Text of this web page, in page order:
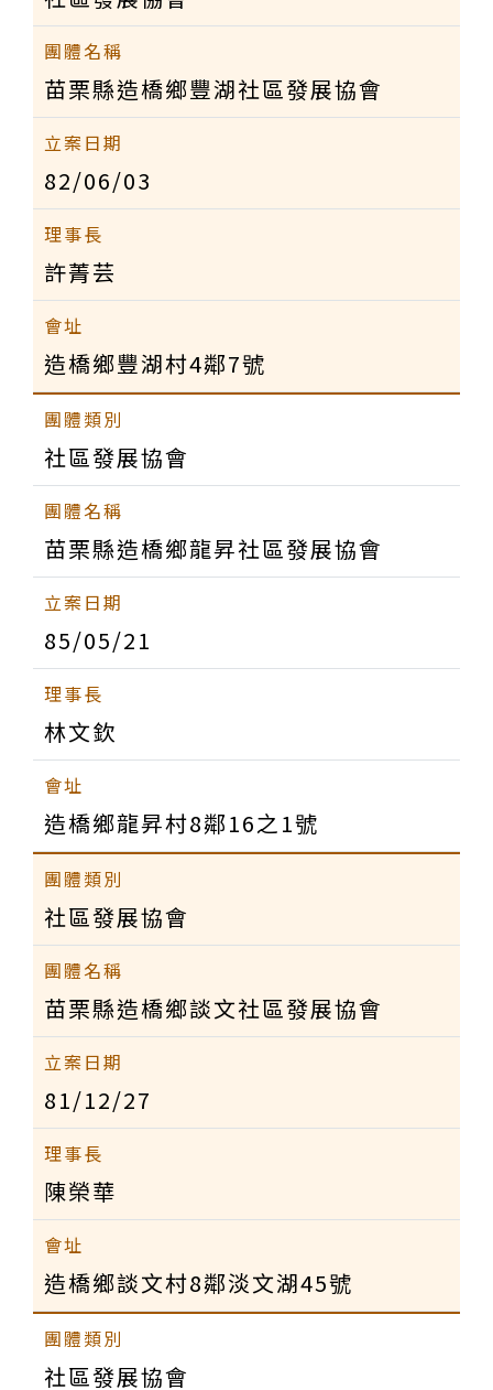
苗栗縣造橋鄉豐湖社區發展協會
82/06/03
許菁芸
造橋鄉豐湖村4鄰7號
社區發展協會
苗栗縣造橋鄉龍昇社區發展協會
85/05/21
林文欽
造橋鄉龍昇村8鄰16之1號
社區發展協會
苗栗縣造橋鄉談文社區發展協會
81/12/27
陳榮華
造橋鄉談文村8鄰淡文湖45號
社區發展協會